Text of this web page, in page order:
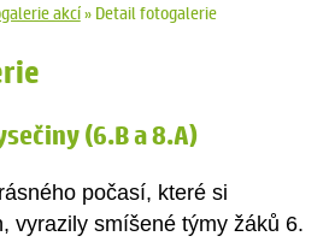
akcí» Detail fotogalerie
(6.B a 8.A)
počasí, které si
vyrazily smíšené týmy žáků 6.